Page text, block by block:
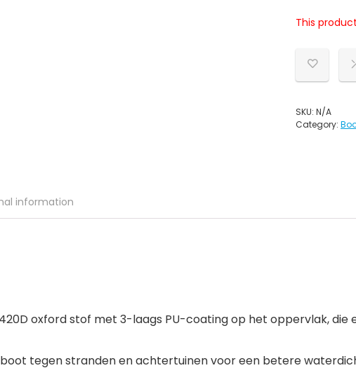
This
SKU: N/A
Category:
information
oxford stof met 3-laags PU-coating op het oppervlak, die
tegen stranden en achtertuinen voor een betere